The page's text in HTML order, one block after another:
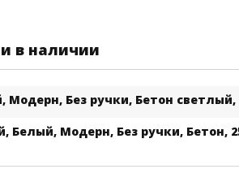
в наличии
Модерн, Без ручки, Бетон
Белый, Модерн, Без ручки, Бетон,